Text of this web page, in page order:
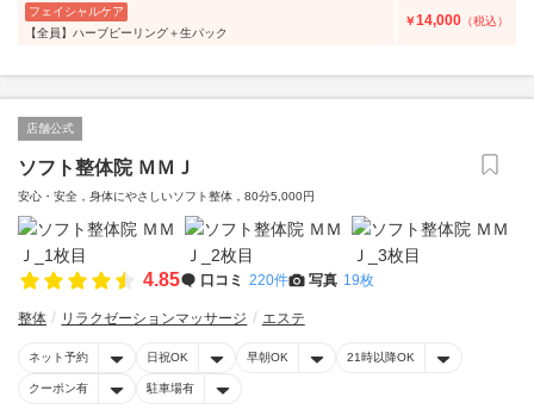
フェイシャルケア
【全員】ハーブピーリング＋生パック
￥14,000 （税込）
店舗公式
ソフト整体院 ＭＭＪ
安心・安全，身体にやさしいソフト整体，80分5,000円
4.85 口コミ 220件 写真 19枚
整体 リラクゼーションマッサージ エステ
ネット予約 日祝OK 早朝OK 21時以降OK
クーポン有 駐車場有